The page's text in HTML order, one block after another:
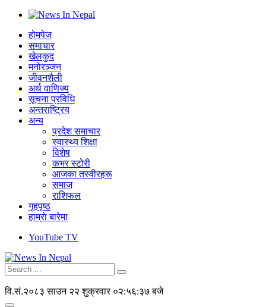
होमपेज
समाचार
खेलकुद
मनोरञ्जन
जीवनशैली
अर्थ वाणिज्य
सूचना प्रविधि
अन्तराष्ट्रिय
अन्य
प्रदेश समाचार
स्वास्थ्य शिक्षा
विशेष
कभर स्टोरी
आजका तस्वीरहरू
समाज
राशिफल
गृहपृष्ठ
हाम्राे बारेमा
YouTube TV
वि.सं.२०८३ साउन २२ शुक्रवार ०२:५६:३७ बजे